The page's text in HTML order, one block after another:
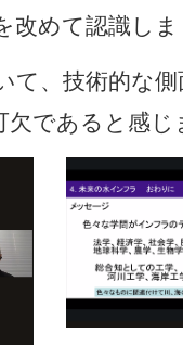
改めて認識し
て、技術的な
欠であると感じ